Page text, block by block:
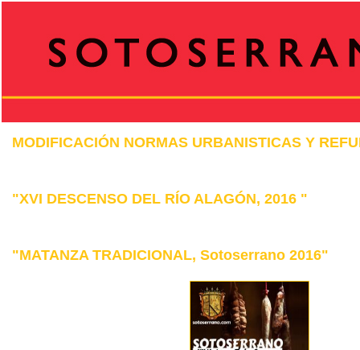
MODIFICACIÓN NORMAS URBANISTICAS Y
"XVI DESCENSO DEL RÍO ALAGÓN, 2016 "
"MATANZA TRADICIONAL, Sotoserrano 2016"